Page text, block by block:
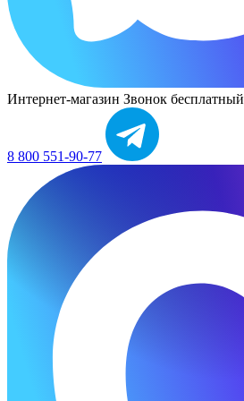
Интернет-магазин Звонок бесплатный
8 800 551-90-77